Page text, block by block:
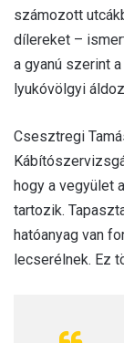
számozott
dílereket –
a gyanú szerint
lyukóvölgyi
Csesztregi
hogy a vegyület
tartozik.
hatóanyag van
lecserélnek. Ez